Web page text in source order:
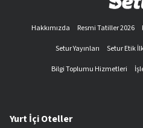
Hakkımızda Resmi Tatiller 2026
Setur Yayınları
Setur Etik
Bilgi Toplumu Hizmetleri
Yurt İçi Oteller